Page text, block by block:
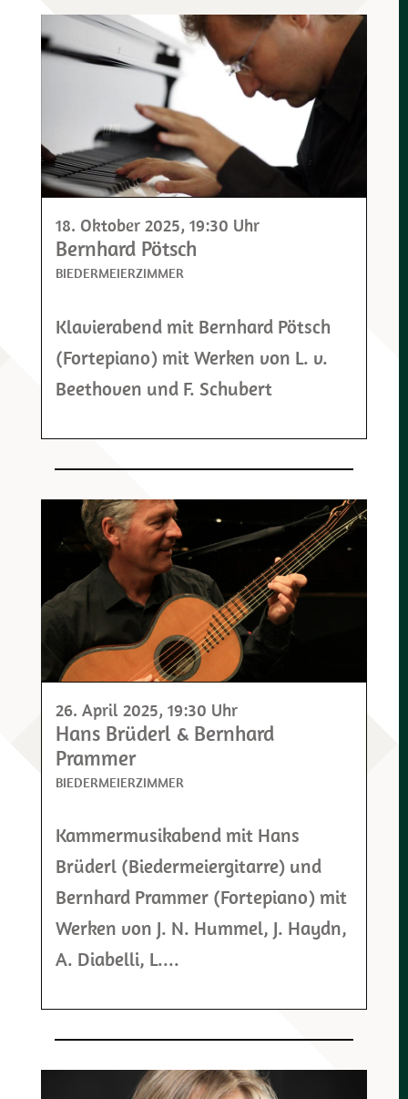
18. Oktober 2025, 19:30 Uhr
Bernhard Pötsch
BIEDERMEIERZIMMER
Klavierabend mit Bernhard Pötsch
(Fortepiano) mit Werken von L. v.
Beethoven und F. Schubert
26. April 2025, 19:30 Uhr
Hans Brüderl & Bernhard
Prammer
BIEDERMEIERZIMMER
Kammermusikabend mit Hans
Brüderl (Biedermeiergitarre) und
Bernhard Prammer (Fortepiano) mit
Werken von J. N. Hummel, J. Haydn,
A. Diabelli, L....